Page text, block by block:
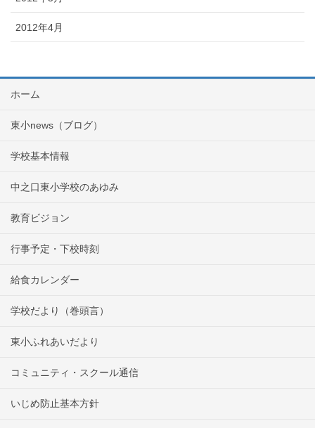
2012年4月
ホーム
東小news（ブログ）
学校基本情報
中之口東小学校のあゆみ
教育ビジョン
行事予定・下校時刻
給食カレンダー
学校だより（巻頭言）
東小ふれあいだより
コミュニティ・スクール通信
いじめ防止基本方針